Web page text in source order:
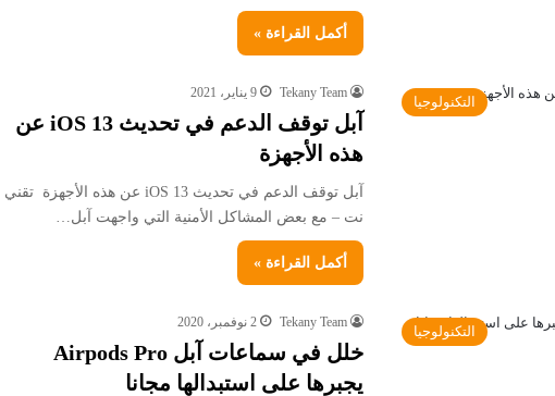
أكمل القراءة »
التكنولوجيا
Tekany Team 9 يناير، 2021
آبل توقف الدعم في تحديث iOS 13 عن
هذه الأجهزة
آبل توقف الدعم في تحديث iOS 13 عن هذه الأجهزة تقني
نت – مع بعض المشاكل الأمنية التي واجهت آبل…
أكمل القراءة »
التكنولوجيا
Tekany Team 2 نوفمبر، 2020
خلل في سماعات آبل Airpods Pro
يجبرها على استبدالها مجانا